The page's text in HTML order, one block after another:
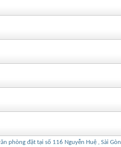
phòng đặt tại số 116 Nguyễn Huệ , Sài Gòn